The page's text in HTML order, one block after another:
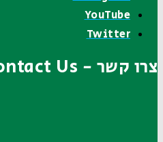
YouTube
Twitter
צרו קשר - Contact Us